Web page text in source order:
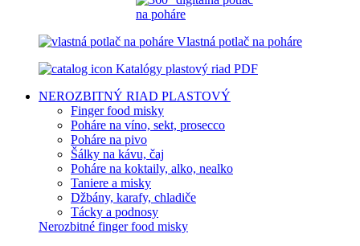
Vlastná potlač na poháre
Katalógy plastový riad PDF
NEROZBITNÝ RIAD PLASTOVÝ
Finger food misky
Poháre na víno, sekt, prosecco
Poháre na pivo
Šálky na kávu, čaj
Poháre na koktaily, alko, nealko
Taniere a misky
Džbány, karafy, chladiče
Tácky a podnosy
Nerozbitné finger food misky